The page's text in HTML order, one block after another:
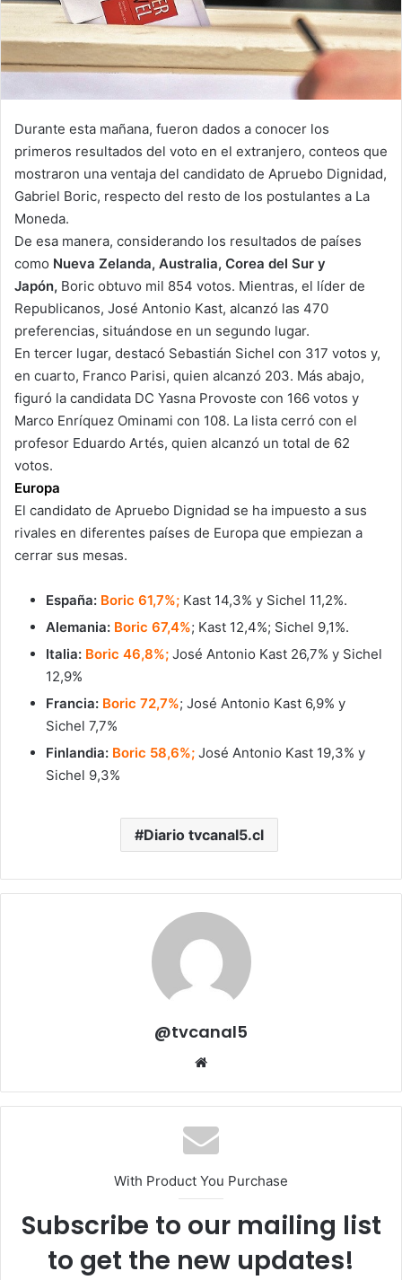
Durante esta mañana, fueron dados a conocer los
primeros resultados del voto en el extranjero, conteos que
mostraron una ventaja del candidato de Apruebo Dignidad,
Gabriel Boric, respecto del resto de los postulantes a La
Moneda.
De esa manera, considerando los resultados de países
como Nueva Zelanda, Australia, Corea del Sur y
Japón, Boric obtuvo mil 854 votos. Mientras, el líder de
Republicanos, José Antonio Kast, alcanzó las 470
preferencias, situándose en un segundo lugar.
En tercer lugar, destacó Sebastián Sichel con 317 votos y,
en cuarto, Franco Parisi, quien alcanzó 203. Más abajo,
figuró la candidata DC Yasna Provoste con 166 votos y
Marco Enríquez Ominami con 108. La lista cerró con el
profesor Eduardo Artés, quien alcanzó un total de 62
votos.
Europa
El candidato de Apruebo Dignidad se ha impuesto a sus
rivales en diferentes países de Europa que empiezan a
cerrar sus mesas.
España: Boric 61,7%; Kast 14,3% y Sichel 11,2%.
Alemania: Boric 67,4%; Kast 12,4%; Sichel 9,1%.
Italia: Boric 46,8%; José Antonio Kast 26,7% y Sichel
12,9%
Francia: Boric 72,7%; José Antonio Kast 6,9% y
Sichel 7,7%
Finlandia: Boric 58,6%; José Antonio Kast 19,3% y
Sichel 9,3%
Diario tvcanal5.cl
@tvcanal5
With Product You Purchase
Subscribe to our mailing list
to get the new updates!